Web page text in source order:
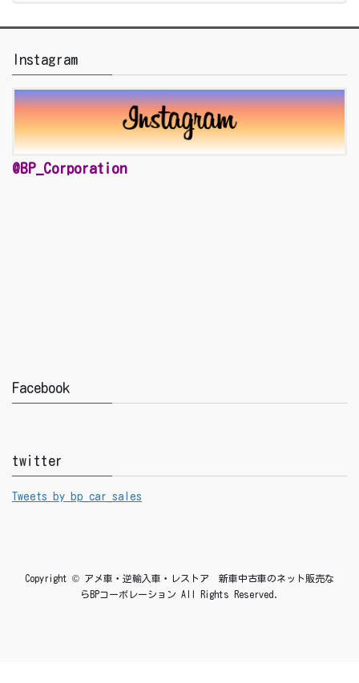
Instagram
@BP_Corporation
Facebook
twitter
Tweets by bp_car_sales
Copyright © アメ車・逆輸入車・レストア 新車中古車のネット販売な
らBPコーポレーション All Rights Reserved.